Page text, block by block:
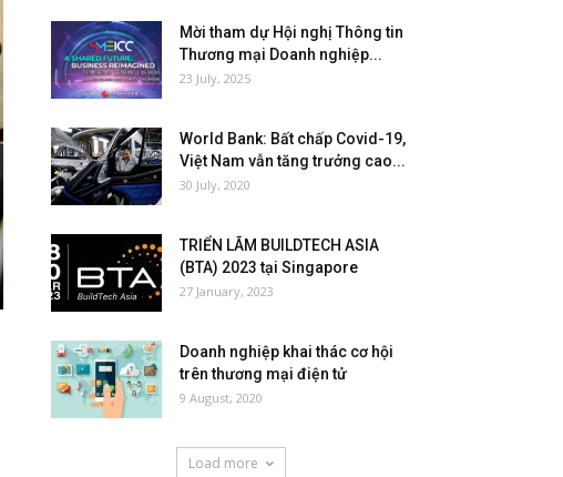
Mời tham dự Hội nghị Thông tin
Thương mại Doanh nghiệp...
23 July, 2025
World Bank: Bất chấp Covid-19,
Việt Nam vẫn tăng trưởng cao...
30 July, 2020
TRIỂN LÃM BUILDTECH ASIA
(BTA) 2023 tại Singapore
27 January, 2023
Doanh nghiệp khai thác cơ hội
trên thương mại điện tử
9 August, 2020
Load more